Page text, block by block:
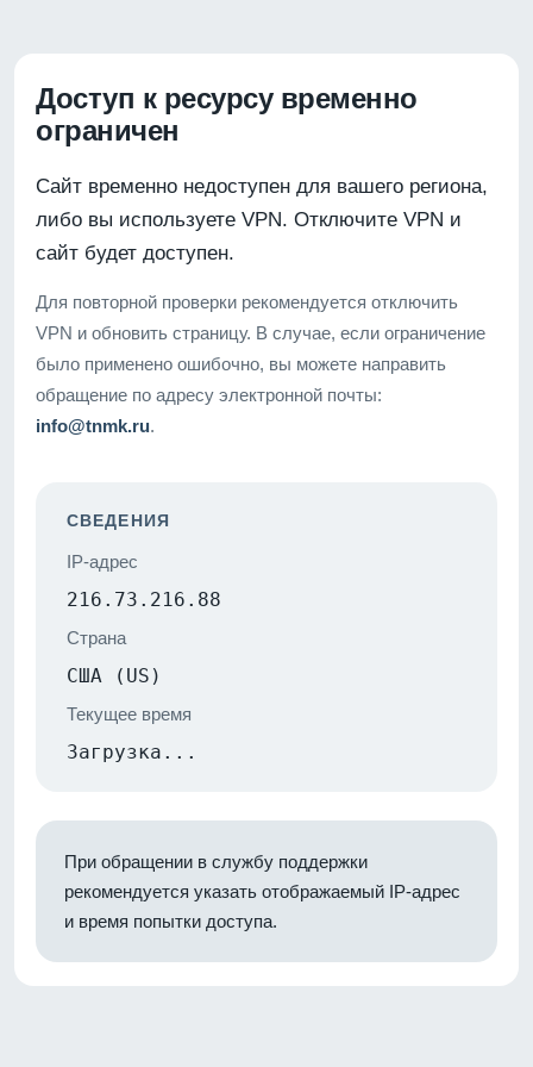
Доступ к ресурсу временно
ограничен
Сайт временно недоступен для вашего региона,
либо вы используете VPN. Отключите VPN и
сайт будет доступен.
Для повторной проверки рекомендуется отключить
VPN и обновить страницу. В случае, если ограничение
было применено ошибочно, вы можете направить
обращение по адресу электронной почты:
info@tnmk.ru.
СВЕДЕНИЯ
IP-адрес
216.73.216.88
Страна
США (US)
Текущее время
Загрузка...
При обращении в службу поддержки
рекомендуется указать отображаемый IP-адрес
и время попытки доступа.